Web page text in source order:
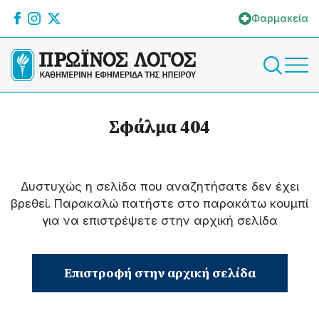
Φαρμακεία
Σφάλμα 404
Δυστυχώς η σελίδα που αναζητήσατε δεν έχει
βρεθεί. Παρακαλώ πατήστε στο παρακάτω κουμπί
για να επιστρέψετε στην αρχική σελίδα
Επιστροφή στην αρχική σελίδα